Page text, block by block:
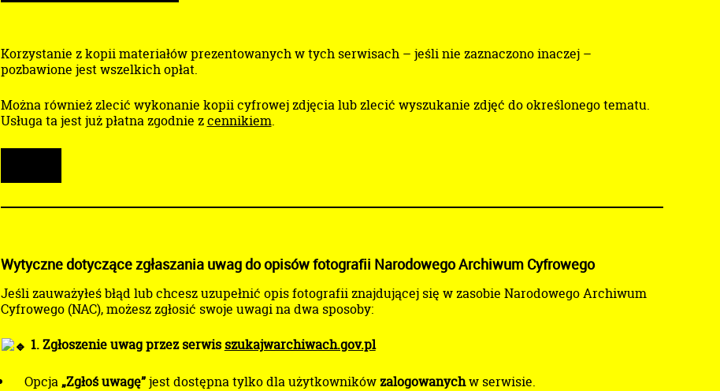
Korzystanie z kopii materiałów prezentowanych w tych serwisach – jeśli nie zaznaczono inaczej –
pozbawione jest wszelkich opłat.
Można również zlecić wykonanie kopii cyfrowej zdjęcia lub zlecić wyszukanie zdjęć do określonego tematu.
Usługa ta jest już płatna zgodnie zcennikiem.
Wytyczne dotyczące zgłaszania uwag do opisów fotografii Narodowego Archiwum Cyfrowego
Jeśli zauważyłeś błąd lub chcesz uzupełnić opis fotografii znajdującej się w zasobie Narodowego Archiwum
Cyfrowego (NAC), możesz zgłosić swoje uwagi na dwa sposoby:
1. Zgłoszenie uwag przez serwis szukajwarchiwach.gov.pl
Opcja „Zgłoś uwagę”jest dostępna tylko dla użytkownikówzalogowanychw serwisie.